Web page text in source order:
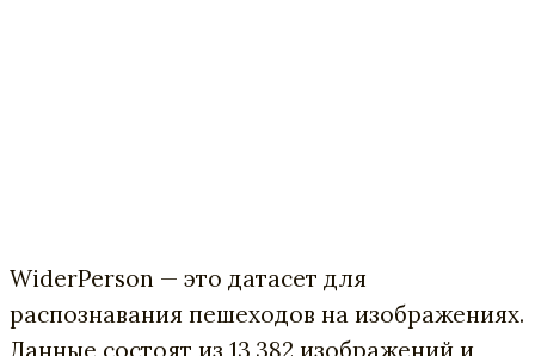
WiderPerson — это датасет для
распознавания пешеходов на изображениях.
Данные состоят из 13,382 изображений и